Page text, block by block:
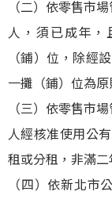
（二）依零售市
人，須已成年
（鋪）位，除經
一攤（鋪）位為原
（三）依零售市
人經核准使用公
租或分租，非滿
（四）依新北市